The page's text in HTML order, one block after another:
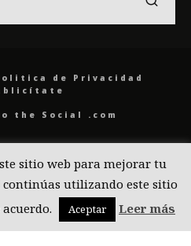
de Privacidad
the Social .com
sitio web para mejorar tu
continúas utilizando este sitio
Aceptar Leer más